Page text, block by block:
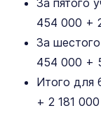
За пятого
454 000 +
За шестого
454 000 +
Итого для
+ 2 181